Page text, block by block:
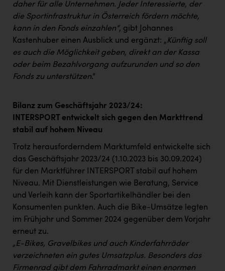
daher für alle Unternehmen. Jeder Interessierte, der
die Sportinfrastruktur in Österreich fördern möchte,
kann in den Fonds einzahlen“, gibt Johannes
Kastenhuber einen Ausblick und ergänzt: „Künftig soll
es auch die Möglichkeit geben, direkt an der Kassa
oder beim Bezahlvorgang aufzurunden und so den
Fonds zu unterstützen.“
Bilanz zum Geschäftsjahr 2023/24:
INTERSPORT entwickelt sich gegen den Markttrend
stabil auf hohem Niveau
Trotz herausforderndem Marktumfeld entwickelte sich
das Geschäftsjahr 2023/24 (1.10.2023 bis 30.09.2024)
für den Marktführer INTERSPORT stabil auf hohem
Niveau. Mit Dienstleistungen wie Beratung, Service
und Verleih kann der Sportartikelhändler bei den
Konsumenten punkten. Auch die Bike-Umsätze legten
im Frühjahr und Sommer 2024 gegenüber dem Vorjahr
erneut zu.
„E-Bikes, Gravelbikes und auch Kinderfahrräder
verzeichneten ein gutes Umsatzplus. Besonders das
Firmenrad gibt dem Fahrradmarkt einen enormen